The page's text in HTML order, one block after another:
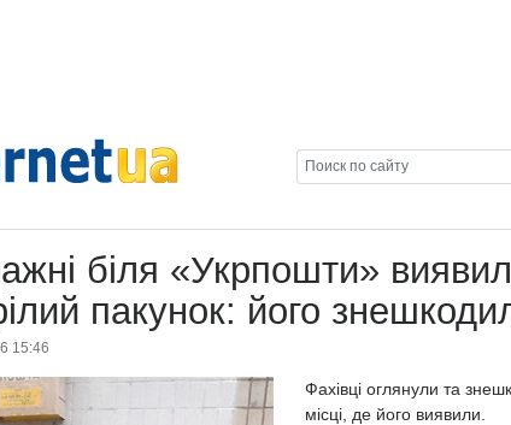
біля «Укрпошти»
пакунок: його
15:46
Фахівці оглянули та
місці, де його виявили.